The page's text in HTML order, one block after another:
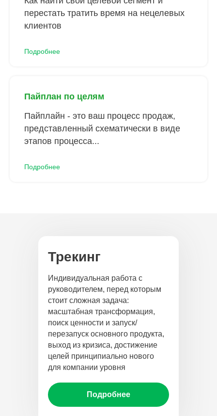
перестать тратить время на нецелевых
клиентов
Подробнее
Пайплан по целям
Пайплайн - это ваш процесс продаж,
представленный схематически в виде
этапов процесса...
Подробнее
Трекинг
Индивидуальная работа с
руководителем, перед которым
стоит сложная задача:
масштабная трансформация,
поиск ценности и запуск/
перезапуск основного продукта,
выход из кризиса, достижение
целей принципиально нового
для компании уровня
Подробнее